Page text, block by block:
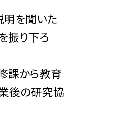
明を聞いた
振り下ろ
課から教育
後の研究協